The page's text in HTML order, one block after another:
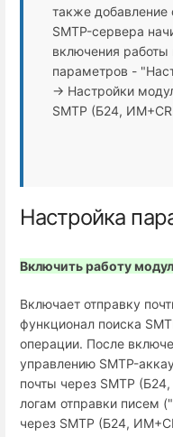
также добавление
SMTP-сервера
включения работы
параметров -
→ Настройки
SMTP (Б24,
Настройка
Включить работу
Включает отправку
функционал поиска
операции. После
управлению SMTP-
почты через SMTP
логам отправки писем
через SMTP (Б24,